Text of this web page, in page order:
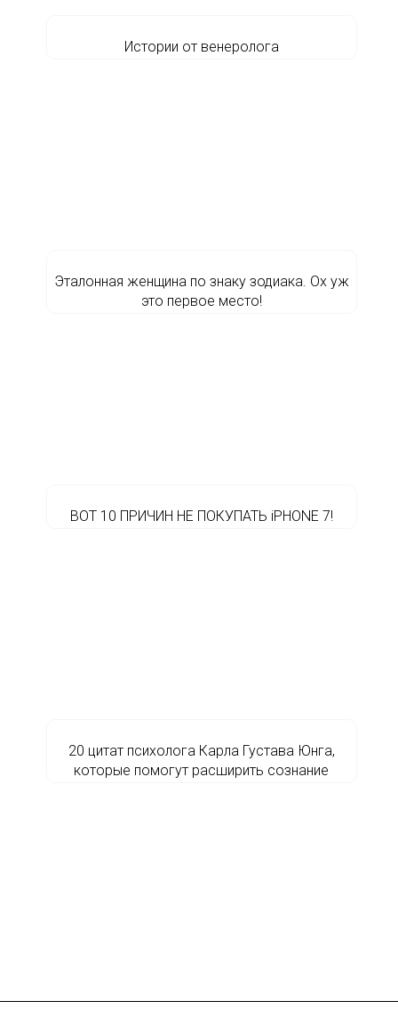
Истории от венеролога
Эталонная женщина по знаку зодиака. Ох уж
это первое место!
ВОТ 10 ПРИЧИН НЕ ПОКУПАТЬ iPHONE 7!
20 цитат психолога Карла Густава Юнга,
которые помогут расширить сознание